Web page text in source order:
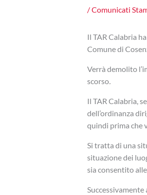
/Comunicati
Il TAR Calabria
Comune di
Verrà demolito
scorso.
Il TAR Calabria,
dell’ordinanza
quindi prima che
Si tratta di una
situazione dei
sia consentito